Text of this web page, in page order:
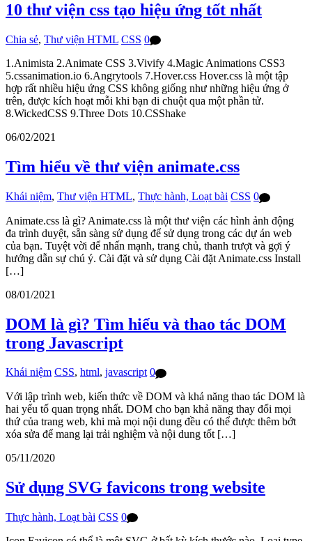
10 thư viện css tạo hiệu ứng tốt nhất
Chia sẻ, Thư viện HTML CSS 0
1.Animista 2.Animate CSS 3.Vivify 4.Magic Animations CSS3
5.cssanimation.io 6.Angrytools 7.Hover.css Hover.css là một tập
hợp rất nhiều hiệu ứng CSS không giống như những hiệu ứng ở
trên, được kích hoạt mỗi khi bạn di chuột qua một phần tử.
8.WickedCSS 9.Three Dots 10.CSShake
06/02/2021
Tìm hiểu về thư viện animate.css
Khái niệm, Thư viện HTML, Thực hành, Loạt bài CSS 0
Animate.css là gì? Animate.css là một thư viện các hình ảnh động
đa trình duyệt, sẵn sàng sử dụng để sử dụng trong các dự án web
của bạn. Tuyệt vời để nhấn mạnh, trang chủ, thanh trượt và gợi ý
hướng dẫn sự chú ý. Cài đặt và sử dụng Cài đặt Animate.css Install
[…]
08/01/2021
DOM là gì? Tìm hiểu và thao tác DOM
trong Javascript
Khái niệm CSS, html, javascript 0
Với lập trình web, kiến thức về DOM và khả năng thao tác DOM là
hai yếu tố quan trọng nhất. DOM cho bạn khả năng thay đổi mọi
thứ của trang web, khi mà mọi nội dung đều có thể được thêm bớt
xóa sửa để mang lại trải nghiệm và nội dung tốt […]
05/11/2020
Sử dụng SVG favicons trong website
Thực hành, Loạt bài CSS 0